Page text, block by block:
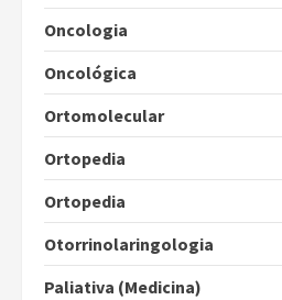
Oncologia
Oncológica
Ortomolecular
Ortopedia
Ortopedia
Otorrinolaringologia
Paliativa (Medicina)